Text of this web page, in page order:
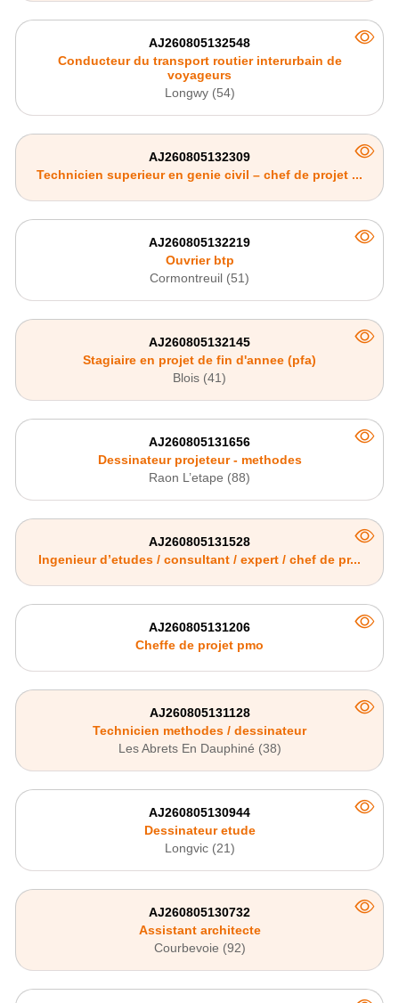
AJ260805132548
Conducteur du transport routier interurbain de
voyageurs
Longwy (54)
AJ260805132309
Technicien superieur en genie civil – chef de projet ...
AJ260805132219
Ouvrier btp
Cormontreuil (51)
AJ260805132145
Stagiaire en projet de fin d'annee (pfa)
Blois (41)
AJ260805131656
Dessinateur projeteur - methodes
Raon L’etape (88)
AJ260805131528
Ingenieur d’etudes / consultant / expert / chef de pr...
AJ260805131206
Cheffe de projet pmo
AJ260805131128
Technicien methodes / dessinateur
Les Abrets En Dauphiné (38)
AJ260805130944
Dessinateur etude
Longvic (21)
AJ260805130732
Assistant architecte
Courbevoie (92)